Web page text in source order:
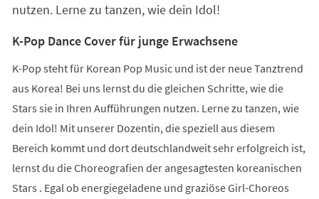
nutzen. Lerne zu tanzen, wie dein Idol!
K-Pop Dance Cover für junge Erwachsene
K-Pop steht für Korean Pop Music und ist der neue Tanztrend
aus Korea! Bei uns lernst du die gleichen Schritte, wie die
Stars sie in Ihren Aufführungen nutzen. Lerne zu tanzen, wie
dein Idol! Mit unserer Dozentin, die speziell aus diesem
Bereich kommt und dort deutschlandweit sehr erfolgreich ist,
lernst du die Choreografien der angesagtesten koreanischen
Stars . Egal ob energiegeladene und graziöse Girl-Choreos